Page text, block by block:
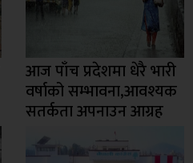
आज पाँच प्रदेशमा धेरै भारी
वर्षाको सम्भावना,आवश्यक
सतर्कता अपनाउन आग्रह